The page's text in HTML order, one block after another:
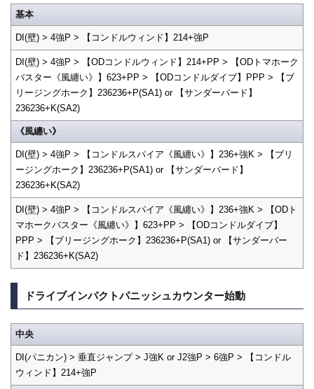
基本
DI(壁) > 4強P > 【コンドルウィンド】214+強P
DI(壁) > 4強P > 【ODコンドルウィンド】214+PP > 【ODトマホーク
バスター《風纏い》】623+PP > 【ODコンドルダイブ】PPP > 【ブ
リージングホーク】236236+P(SA1) or 【サンダーバード】
236236+K(SA2)
《風纏い》
DI(壁) > 4強P > 【コンドルスパイア《風纏い》】236+強K > 【ブリ
ージングホーク】236236+P(SA1) or 【サンダーバード】
236236+K(SA2)
DI(壁) > 4強P > 【コンドルスパイア《風纏い》】236+強K > 【ODト
マホークバスター《風纏い》】623+PP > 【ODコンドルダイブ】
PPP > 【ブリージングホーク】236236+P(SA1) or 【サンダーバー
ド】236236+K(SA2)
ドライブインパクトパニッシュカウンター始動
中央
DI(パニカン) > 垂直ジャンプ > J強K or J2強P > 6強P > 【コンドル
ウィンド】214+強P